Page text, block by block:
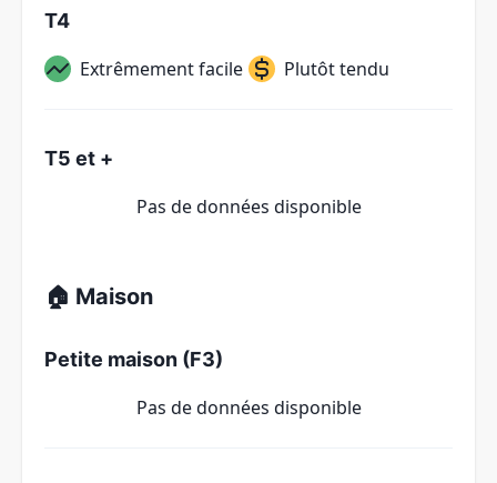
T4
Extrêmement facile Plutôt tendu
T5 et +
Pas de données disponible
🏠 Maison
Petite maison (F3)
Pas de données disponible